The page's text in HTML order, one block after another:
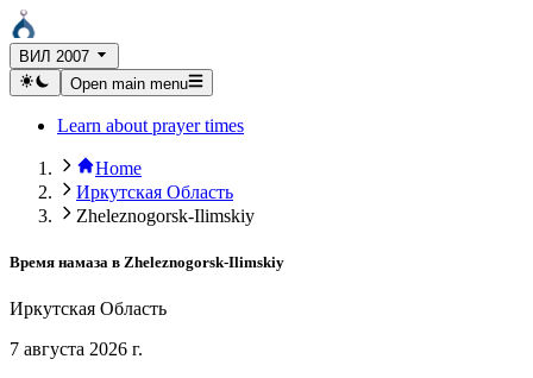
ВИЛ 2007
Open main menu
Learn about prayer times
Home
Иркутская Область
Zheleznogorsk-Ilimskiy
Время намаза в Zheleznogorsk-Ilimskiy
Иркутская Область
7 августа 2026 г.